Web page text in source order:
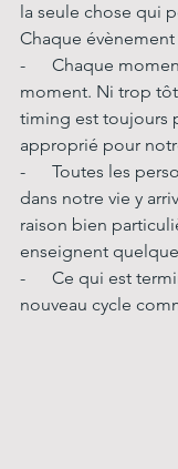
la seule chose qui
Chaque évènement
-      Chaque
moment. Ni trop
timing est toujours
approprié pour
-      Toutes les
dans notre vie y
raison bien
enseignent
-      Ce qui est
nouveau cycle